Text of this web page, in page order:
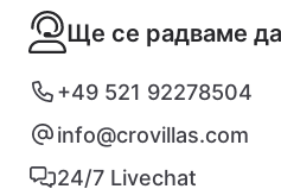
Ще се радваме
+49 521 92278504
info@crovillas.com
24/7 Livechat